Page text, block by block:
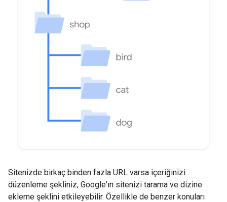
Sitenizde birkaç binden fazla URL varsa içeriğinizi
düzenleme şekliniz, Google'ın sitenizi tarama ve dizine
ekleme şeklini etkileyebilir. Özellikle de benzer konuları